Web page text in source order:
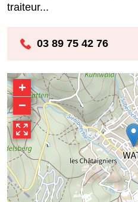
traiteur...
03 89 75 42 76
+
−